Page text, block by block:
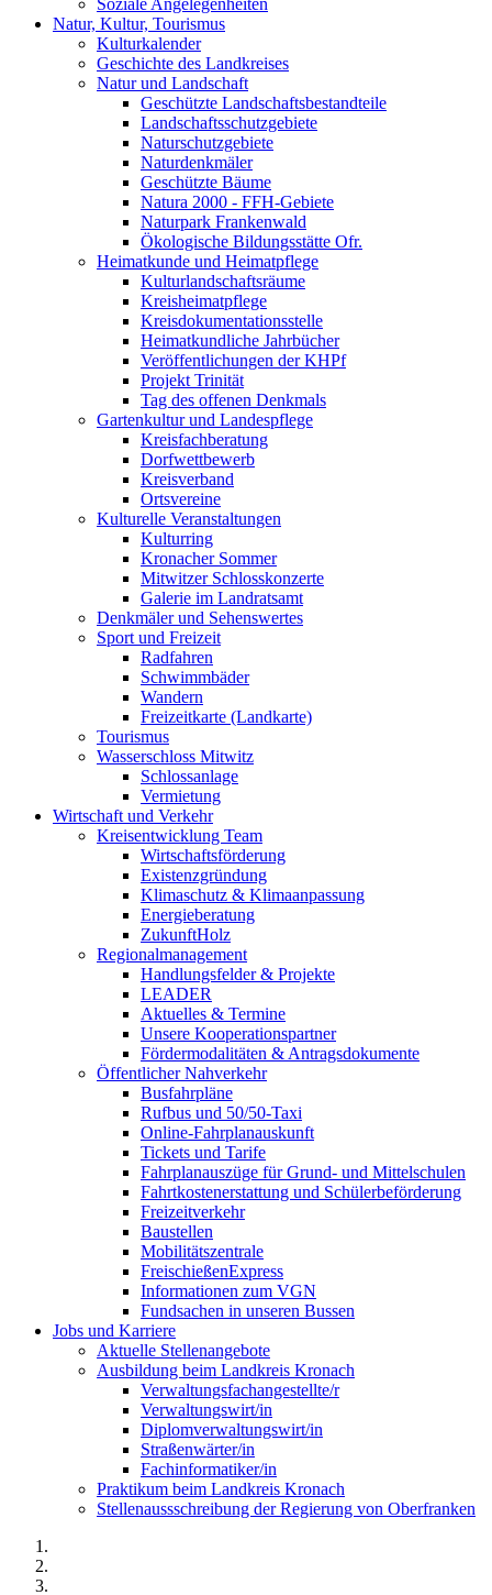
Soziale Angelegenheiten
Natur, Kultur, Tourismus
Kulturkalender
Geschichte des Landkreises
Natur und Landschaft
Geschützte Landschaftsbestandteile
Landschaftsschutzgebiete
Naturschutzgebiete
Naturdenkmäler
Geschützte Bäume
Natura 2000 - FFH-Gebiete
Naturpark Frankenwald
Ökologische Bildungsstätte Ofr.
Heimatkunde und Heimatpflege
Kulturlandschaftsräume
Kreisheimatpflege
Kreisdokumentationsstelle
Heimatkundliche Jahrbücher
Veröffentlichungen der KHPf
Projekt Trinität
Tag des offenen Denkmals
Gartenkultur und Landespflege
Kreisfachberatung
Dorfwettbewerb
Kreisverband
Ortsvereine
Kulturelle Veranstaltungen
Kulturring
Kronacher Sommer
Mitwitzer Schlosskonzerte
Galerie im Landratsamt
Denkmäler und Sehenswertes
Sport und Freizeit
Radfahren
Schwimmbäder
Wandern
Freizeitkarte (Landkarte)
Tourismus
Wasserschloss Mitwitz
Schlossanlage
Vermietung
Wirtschaft und Verkehr
Kreisentwicklung Team
Wirtschaftsförderung
Existenzgründung
Klimaschutz & Klimaanpassung
Energieberatung
ZukunftHolz
Regionalmanagement
Handlungsfelder & Projekte
LEADER
Aktuelles & Termine
Unsere Kooperationspartner
Fördermodalitäten & Antragsdokumente
Öffentlicher Nahverkehr
Busfahrpläne
Rufbus und 50/50-Taxi
Online-Fahrplanauskunft
Tickets und Tarife
Fahrplanauszüge für Grund- und Mittelschulen
Fahrtkostenerstattung und Schülerbeförderung
Freizeitverkehr
Baustellen
Mobilitätszentrale
FreischießenExpress
Informationen zum VGN
Fundsachen in unseren Bussen
Jobs und Karriere
Aktuelle Stellenangebote
Ausbildung beim Landkreis Kronach
Verwaltungsfachangestellte/r
Verwaltungswirt/in
Diplomverwaltungswirt/in
Straßenwärter/in
Fachinformatiker/in
Praktikum beim Landkreis Kronach
Stellenaussschreibung der Regierung von Oberfranken